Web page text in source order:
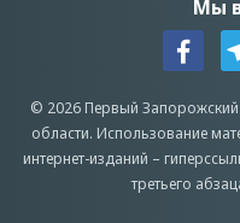
Мы
© 2026 Первый Запорожский
области. Использование
интернет-изданий –
третьего